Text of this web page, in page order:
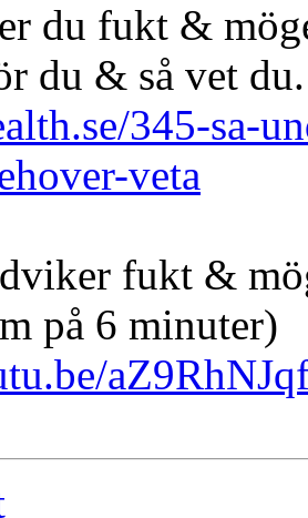
du fukt &
du & så vet
345-sa-
veta
fukt &
på 6 minuter)